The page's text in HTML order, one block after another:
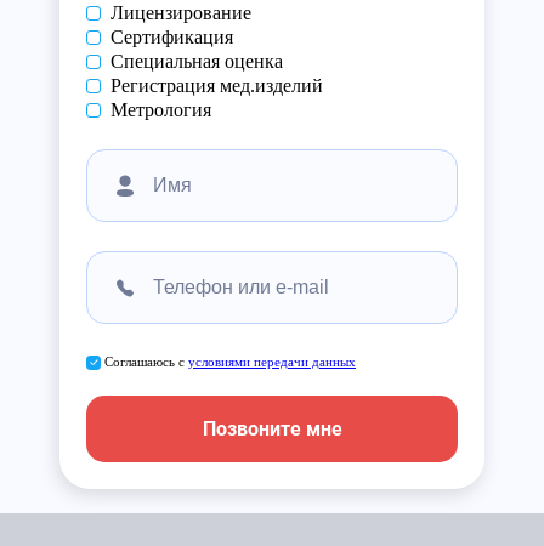
Лицензирование
Сертификация
Специальная оценка
Регистрация мед.изделий
Метрология
Соглашаюсь с условиями передачи данных
Позвоните мне